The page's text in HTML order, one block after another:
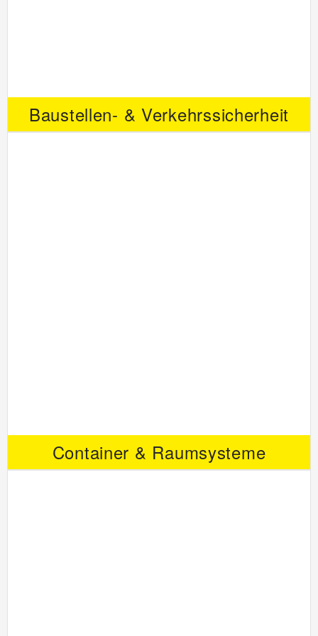
Baustellen- & Verkehrssicherheit
Container & Raumsysteme